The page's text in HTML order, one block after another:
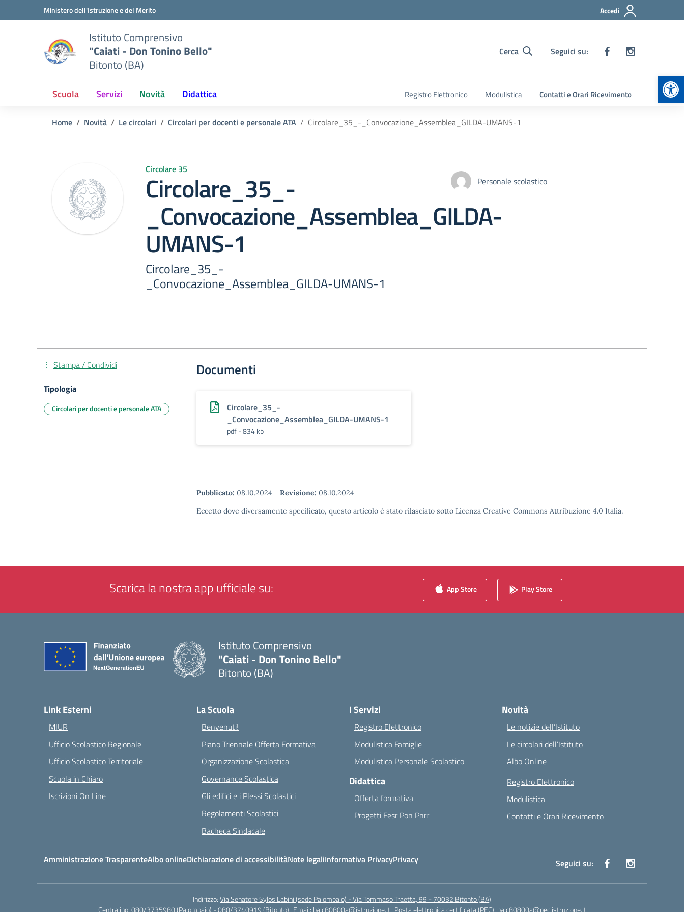
Vai ai contenuti
Vai al menu di navigazioneMinistero dell'Istruzione e del Merito Accedi
Istituto Comprensivo
"Caiati - Don Tonino Bello"
Bitonto (BA)
Cerca Seguici su:
Scuola Servizi Novità Didattica Registro Elettronico Modulistica Contatti e Orari Ricevimento
Home Novità Le circolari Circolari per docenti e personale ATA Circolare_35_-_Convocazione_Assemblea_GILDA-UMANS-1
Circolare 35
Circolare_35_-
_Convocazione_Assemblea_GILDA-
UMANS-1
Circolare_35_-
_Convocazione_Assemblea_GILDA-UMANS-1
Personale scolastico
Documenti
Circolare_35_-
_Convocazione_Assemblea_GILDA-UMANS-1
pdf - 834 kb
Pubblicato: 08.10.2024 - Revisione: 08.10.2024
Eccetto dove diversamente specificato, questo articolo è stato rilasciato sotto Licenza Creative Commons Attribuzione 4.0 Italia.
Stampa / Condividi
Tipologia
Circolari per docenti e personale ATA
Scarica la nostra app ufficiale su: App Store Play Store
Istituto Comprensivo
"Caiati - Don Tonino Bello"
Bitonto (BA)
Link Esterni
MIUR
Ufficio Scolastico Regionale
Ufficio Scolastico Territoriale
Scuola in Chiaro
Iscrizioni On Line
La Scuola
Benvenuti!
Piano Triennale Offerta Formativa
Organizzazione Scolastica
Governance Scolastica
Gli edifici e i Plessi Scolastici
Regolamenti Scolastici
Bacheca Sindacale
I Servizi
Registro Elettronico
Modulistica Famiglie
Modulistica Personale Scolastico
Didattica
Offerta formativa
Progetti Fesr Pon Pnrr
Novità
Le notizie dell’Istituto
Le circolari dell’Istituto
Albo Online
Registro Elettronico
Modulistica
Contatti e Orari Ricevimento
Amministrazione TrasparenteAlbo onlineDichiarazione di accessibilitàNote legaliInformativa PrivacyPrivacy Seguici su:
Indirizzo:Via Senatore Sylos Labini (sede Palombaio) - Via Tommaso Traetta, 99 - 70032 Bitonto (BA)
Centralino:080/3735980 (Palombaio) - 080/3740919 (Bitonto) Email: baic80800a@istruzione.it Posta elettronica certificata (PEC): baic80800a@pec.istruzione.it